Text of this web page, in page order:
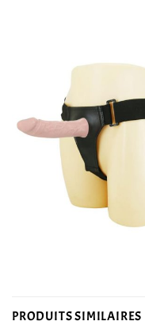
PRODUITS SIMILAIRES